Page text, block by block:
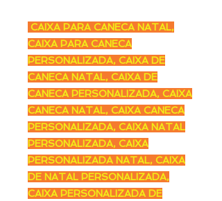
CAIXA PARA CANECA NATAL,
CAIXA PARA CANECA
PERSONALIZADA, CAIXA DE
CANECA NATAL, CAIXA DE
CANECA PERSONALIZADA, CAIXA
CANECA NATAL, CAIXA CANECA
PERSONALIZADA, CAIXA NATAL
PERSONALIZADA, CAIXA
PERSONALIZADA NATAL, CAIXA
DE NATAL PERSONALIZADA,
CAIXA PERSONALIZADA DE